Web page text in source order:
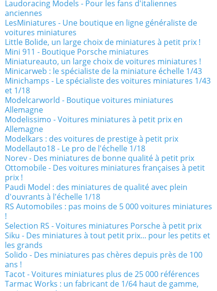
Laudoracing Models - Pour les fans d'italiennes
anciennes
LesMiniatures - Une boutique en ligne généraliste de
voitures miniatures
Little Bolide, un large choix de miniatures à petit prix !
Mini 911 - Boutique Porsche miniatures
Miniatureauto, un large choix de voitures miniatures !
Minicarweb : le spécialiste de la miniature échelle 1/43
Minichamps - Le spécialiste des voitures miniatures 1/43
et 1/18
Modelcarworld - Boutique voitures miniatures
Allemagne
Modelissimo - Voitures miniatures à petit prix en
Allemagne
Modelkars : des voitures de prestige à petit prix
Modellauto18 - Le pro de l'échelle 1/18
Norev - Des miniatures de bonne qualité à petit prix
Ottomobile - Des voitures miniatures françaises à petit
prix !
Paudi Model : des miniatures de qualité avec plein
d'ouvrants à l'échelle 1/18
RS Automobiles : pas moins de 5 000 voitures miniatures
!
Selection RS - Voitures miniatures Porsche à petit prix
Siku - Des miniatures à tout petit prix... pour les petits et
les grands
Solido - Des miniatures pas chères depuis près de 100
ans !
Tacot - Voitures miniatures plus de 25 000 références
Tarmac Works : un fabricant de 1/64 haut de gamme,